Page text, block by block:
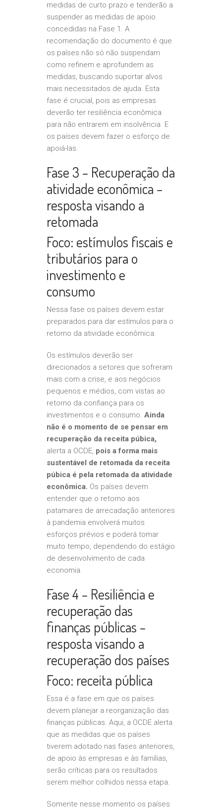
medidas de curto prazo e tenderão a
suspender as medidas de apoio
concedidas na Fase 1. A
recomendação do documento é que
os países não só não suspendam
como refinem e aprofundem as
medidas, buscando suportar alvos
mais necessitados de ajuda. Esta
fase é crucial, pois as empresas
deverão ter resiliência econômica
para não entrarem em insolvência. E
os países devem fazer o esforço de
apoiá-las.
Fase 3 – Recuperação da
atividade econômica –
resposta visando a
retomada
Foco: estímulos fiscais e
tributários para o
investimento e
consumo
Nessa fase os países devem estar
preparados para dar estímulos para o
retorno da atividade econômica.
Os estímulos deverão ser
direcionados a setores que sofreram
mais com a crise, e aos negócios
pequenos e médios, com vistas ao
retorno da confiança para os
investimentos e o consumo. Ainda
não é o momento de se pensar em
recuperação da receita púbica,
alerta a OCDE, pois a forma mais
sustentável de retomada da receita
púbica é pela retomada da atividade
econômica. Os países devem
entender que o retorno aos
patamares de arrecadação anteriores
à pandemia envolverá muitos
esforços prévios e poderá tomar
muito tempo, dependendo do estágio
de desenvolvimento de cada
economia.
Fase 4 – Resiliência e
recuperação das
finanças públicas –
resposta visando a
recuperação dos países
Foco: receita pública
Essa é a fase em que os países
devem planejar a reorganização das
finanças públicas. Aqui, a OCDE alerta
que as medidas que os países
tiverem adotado nas fases anteriores,
de apoio às empresas e às famílias,
serão críticas para os resultados
serem melhor colhidos nessa etapa.
Somente nesse momento os países